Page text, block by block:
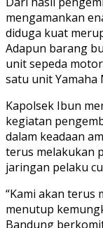
mengamankan
diduga kuat
Adapun barang
unit sepeda
satu unit Yamaha
Kapolsek Ibun
kegiatan
dalam keadaan
terus melakukan
jaringan pelaku
“Kami akan terus
menutup
Bandung